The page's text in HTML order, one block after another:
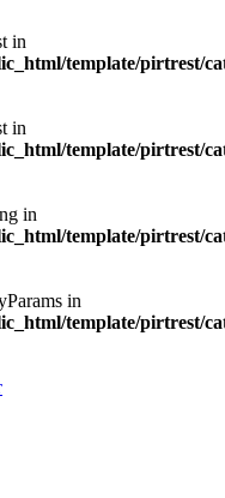
in
template/pirtrest/
in
template/pirtrest/
in
template/pirtrest/
in
template/pirtrest/